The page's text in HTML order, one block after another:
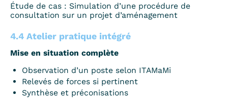
Étude de cas : Simulation d’une procédure de
consultation sur un projet d’aménagement
4.4 Atelier pratique intégré
Mise en situation complète
Observation d’un poste selon ITAMaMi
Relevés de forces si pertinent
Synthèse et préconisations